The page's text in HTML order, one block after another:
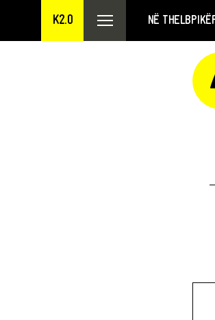
K2.0 NË THELB